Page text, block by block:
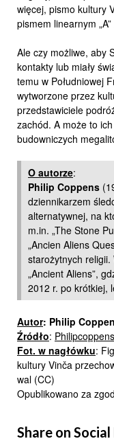
więcej, pismo kultury
pismem linearnym
Ale czy możliwe, aby
kontakty lub miały
temu w Południowej
wytworzone przez
przedstawiciele
zachód. A może to
budowniczych
O autorze:
Philip Coppens
dziennikarzem
alternatywnej, na
m.in. „The Stone
„Ancien Aliens
starożytnych
„Ancient Aliens”,
2012 r. po krótkiej,
Autor: Philip
Źródło:
Fot. w nagłówku:
kultury Vinča
wal (CC)
Opublikowano za
Share on